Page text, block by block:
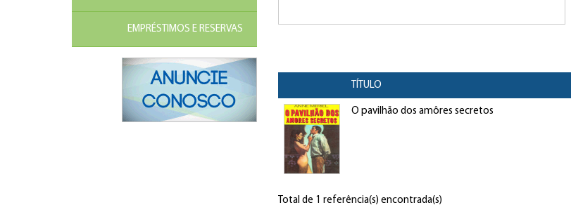
EMPRÉSTIMOS E RESERVAS
TÍTULO
O pavilhão dos amôres secretos
Total de 1 referência(s) encontrada(s)